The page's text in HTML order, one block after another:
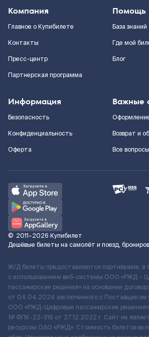
Компания
Главное о Купибилете
Контакты
Пресс-центр
Партнерская программа
Помощь
База знаний
Где мой
Блог
Информация
Безопасность
Конфиденциальность
Оферта
Важные
Возврат и
Все
© 2011–2026 Купибилет
Дешёвые билеты на самолёт и поезд,
Ж/Д билеты предоставляются партнёрами, в
с использованием веб-системы ООО «РЖД –
пассажирские решения» на основании
от 04.04.2024 заключенного с Поставщиком
ООО «РЖД-Цифровые пассажирские
№ ФПК-22-316 от 27.12.2022 г. Сайт не
ресурсом ОАО «РЖД». Стоимость билетов